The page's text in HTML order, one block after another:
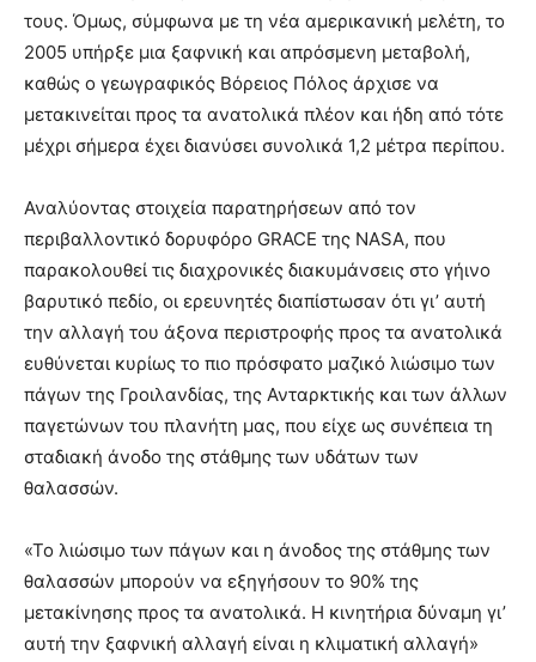
τους. Όμως, σύμφωνα με τη νέα αμερικανική μελέτη, το
2005 υπήρξε μια ξαφνική και απρόσμενη μεταβολή,
καθώς ο γεωγραφικός Βόρειος Πόλος άρχισε να
μετακινείται προς τα ανατολικά πλέον και ήδη από τότε
μέχρι σήμερα έχει διανύσει συνολικά 1,2 μέτρα περίπου.
Αναλύοντας στοιχεία παρατηρήσεων από τον
περιβαλλοντικό δορυφόρο GRACE της NASA, που
παρακολουθεί τις διαχρονικές διακυμάνσεις στο γήινο
βαρυτικό πεδίο, οι ερευνητές διαπίστωσαν ότι γι’ αυτή
την αλλαγή του άξονα περιστροφής προς τα ανατολικά
ευθύνεται κυρίως το πιο πρόσφατο μαζικό λιώσιμο των
πάγων της Γροιλανδίας, της Ανταρκτικής και των άλλων
παγετώνων του πλανήτη μας, που είχε ως συνέπεια τη
σταδιακή άνοδο της στάθμης των υδάτων των
θαλασσών.
«Το λιώσιμο των πάγων και η άνοδος της στάθμης των
θαλασσών μπορούν να εξηγήσουν το 90% της
μετακίνησης προς τα ανατολικά. Η κινητήρια δύναμη γι’
αυτή την ξαφνική αλλαγή είναι η κλιματική αλλαγή»